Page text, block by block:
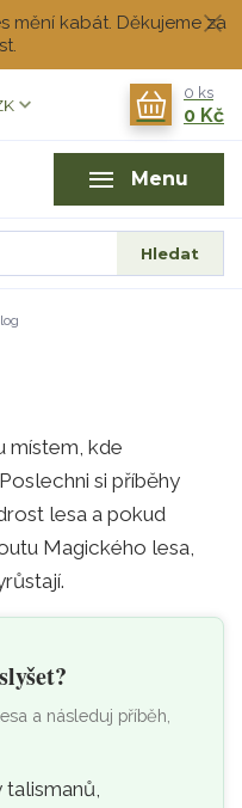
mění kabát. Děkujeme za
Menu
Hledat
0 ks
0 Kč
místem, kde
si příběhy
lesa a pokud
Magického lesa,
a následuj příběh,